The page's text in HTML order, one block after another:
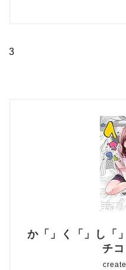
3
か「」く「」し「
チ